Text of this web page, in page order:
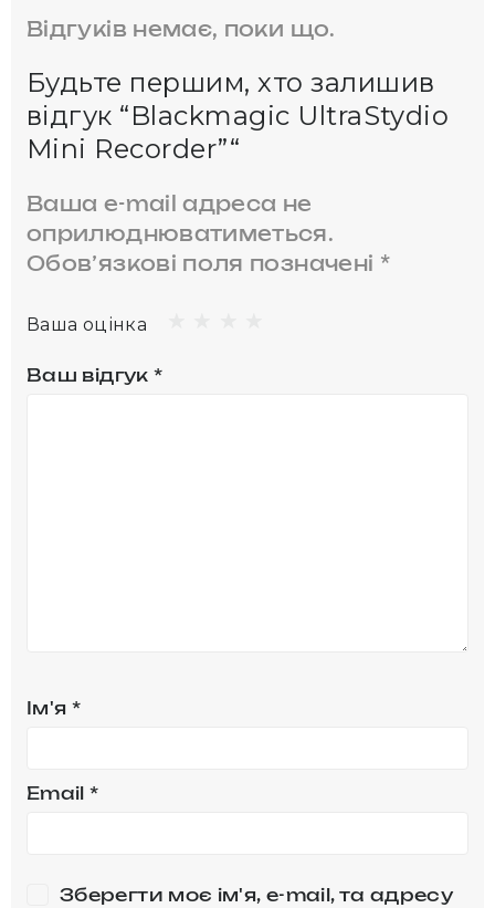
Відгуків немає, поки що.
Будьте першим, хто залишив
відгук “Blackmagic UltraStydio
Mini Recorder”“
Ваша e-mail адреса не
оприлюднюватиметься.
Обов’язкові поля позначені *
Ваша оцінка
Ваш відгук *
Ім'я *
Email*
Зберегти моє ім'я, e-mail, та адресу